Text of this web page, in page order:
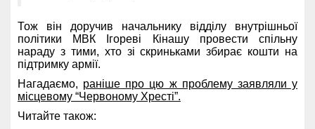
Тож він доручив начальнику відділу внутрішньої
політики МВК Ігореві Кінашу провести спільну
нараду з тими, хто зі скриньками збирає кошти на
підтримку армії.
Нагадаємо, раніше про цю ж проблему заявляли у
місцевому “Червоному Хресті”.
Читайте також: